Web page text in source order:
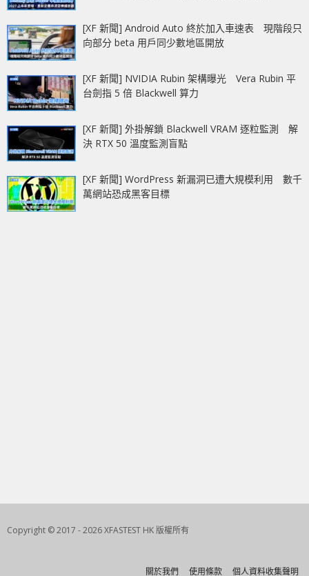
[XF 新聞] Android Auto 終於加入車速表 現階段只
向部分 beta 用戶同少數地區開放
[XF 新聞] NVIDIA Rubin 架構曝光 Vera Rubin 平
台劍指 5 倍 Blackwell 算力
[XF 新聞] 外掛解鎖 Blackwell VRAM 逐粒監測 解
決 RTX 50 溫度監測盲點
[XF 新聞] WordPress 新漏洞已遭大規模利用 數千
萬網站恐成黑客目標
Copyright © 2017 - 2026 XFASTEST HK 版權所有
關於我們 使用條款 個人資料收集聲明